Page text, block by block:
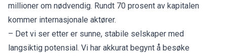
millioner om nødvendig. Rundt 70 prosent av kapitalen
kommer internasjonale aktører.
– Det vi ser etter er sunne, stabile selskaper med
langsiktig potensial. Vi har akkurat begynt å besøke